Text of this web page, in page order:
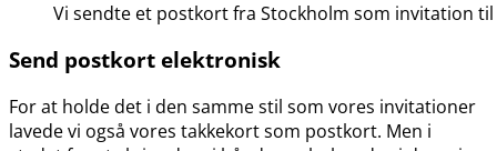
Vi sendte et postkort fra Stockholm som invitation
Send postkort elektronisk
For at holde det i den samme stil som vores invitationer
lavede vi også vores takkekort som postkort. Men i